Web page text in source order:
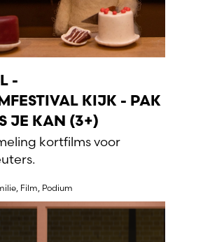
-
KIJK - PAK
JE KAN (3+)
kortfilms voor
, Film, Podium